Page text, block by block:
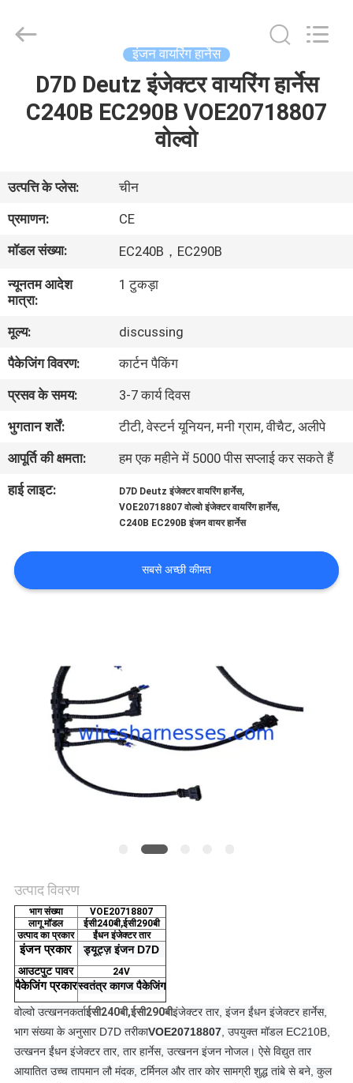
हमारे
बारे
में
कारखाना
भ्रमण
गुणवत्ता
नियंत्रण
संपर्क
करें
साइटमैप
Management
Services
इंजन वायरिंग हार्नेस
D7D Deutz इंजेक्टर वायरिंग हार्नेस
C240B EC290B VOE20718807
वोल्वो
उत्पत्ति के प्लेस:
चीन
प्रमाणन:
CE
मॉडल संख्या:
EC240B，EC290B
न्यूनतम आदेश
मात्रा:
1 टुकड़ा
मूल्य:
discussing
पैकेजिंग विवरण:
कार्टन पैकिंग
प्रसव के समय:
3-7 कार्य दिवस
भुगतान शर्तें:
टीटी, वेस्टर्न यूनियन, मनी ग्राम, वीचैट, अलीपे
आपूर्ति की क्षमता:
हम एक महीने में 5000 पीस सप्लाई कर सकते हैं
हाई लाइट:
D7D Deutz इंजेक्टर वायरिंग हार्नेस,
VOE20718807 वोल्वो इंजेक्टर वायरिंग हार्नेस,
C240B EC290B इंजन वायर हार्नेस
सबसे अच्छी कीमत
उत्पाद विवरण
भाग संख्या
VOE20718807
लागू मॉडल
ईसी240बी,ईसी290बी
उत्पाद का प्रकार
ईंधन इंजेक्टर तार
इंजन प्रकार
ड्यूट्ज़ इंजन D7D
आउटपुट पावर
24V
पैकेजिंग प्रकारस्वतंत्र कागज पैकेजिंग
वोल्वो उत्खननकर्ताईसी240बी,ईसी290बीइंजेक्टर तार, इंजन ईंधन इंजेक्टर हार्नेस,
भाग संख्या के अनुसार D7D तरीकाVOE20718807, उपयुक्त मॉडल EC210B,
उत्खनन ईंधन इंजेक्टर तार, तार हार्नेस, उत्खनन इंजन नोजल। ऐसे विद्युत तार
आयातित उच्च तापमान लौ मंदक, टर्मिनल और तार कोर सामग्री शुद्ध तांबे से बने, कुल